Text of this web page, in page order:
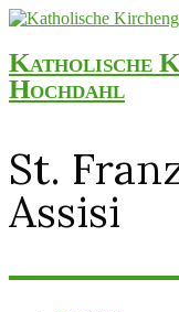
Katholische
Hochdahl
St.
Assisi